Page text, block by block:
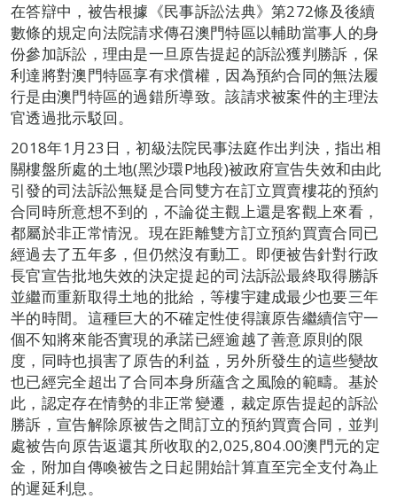
在答辯中，被告根據《民事訴訟法典》第272條及後續
數條的規定向法院請求傳召澳門特區以輔助當事人的身
份參加訴訟，理由是一旦原告提起的訴訟獲判勝訴，保
利達將對澳門特區享有求償權，因為預約合同的無法履
行是由澳門特區的過錯所導致。該請求被案件的主理法
官透過批示駁回。
2018年1月23日，初級法院民事法庭作出判決，指出相
關樓盤所處的土地(黑沙環P地段)被政府宣告失效和由此
引發的司法訴訟無疑是合同雙方在訂立買賣樓花的預約
合同時所意想不到的，不論從主觀上還是客觀上來看，
都屬於非正常情況。現在距離雙方訂立預約買賣合同已
經過去了五年多，但仍然沒有動工。即便被告針對行政
長官宣告批地失效的決定提起的司法訴訟最終取得勝訴
並繼而重新取得土地的批給，等樓宇建成最少也要三年
半的時間。這種巨大的不確定性使得讓原告繼續信守一
個不知將來能否實現的承諾已經逾越了善意原則的限
度，同時也損害了原告的利益，另外所發生的這些變故
也已經完全超出了合同本身所蘊含之風險的範疇。基於
此，認定存在情勢的非正常變遷，裁定原告提起的訴訟
勝訴，宣告解除原被告之間訂立的預約買賣合同，並判
處被告向原告返還其所收取的2,025,804.00澳門元的定
金，附加自傳喚被告之日起開始計算直至完全支付為止
的遲延利息。